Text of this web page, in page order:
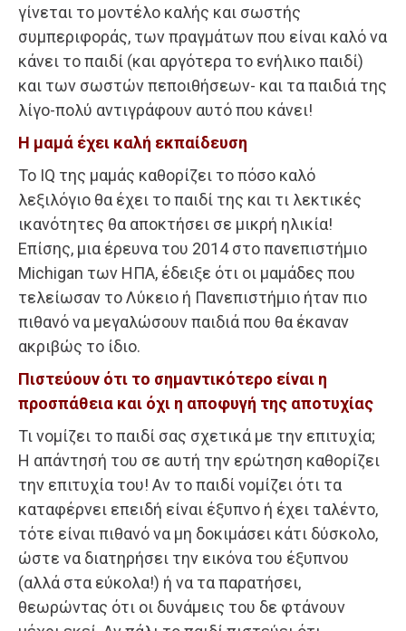
γίνεται το μοντέλο καλής και σωστής
συμπεριφοράς, των πραγμάτων που είναι καλό να
κάνει το παιδί (και αργότερα το ενήλικο παιδί)
και των σωστών πεποιθήσεων- και τα παιδιά της
λίγο-πολύ αντιγράφουν αυτό που κάνει!
Η μαμά έχει καλή εκπαίδευση
Το IQ της μαμάς καθορίζει το πόσο καλό
λεξιλόγιο θα έχει το παιδί της και τι λεκτικές
ικανότητες θα αποκτήσει σε μικρή ηλικία!
Επίσης, μια έρευνα του 2014 στο πανεπιστήμιο
Michigan των ΗΠΑ, έδειξε ότι οι μαμάδες που
τελείωσαν το Λύκειο ή Πανεπιστήμιο ήταν πιο
πιθανό να μεγαλώσουν παιδιά που θα έκαναν
ακριβώς το ίδιο.
Πιστεύουν ότι το σημαντικότερο είναι η
προσπάθεια και όχι η αποφυγή της αποτυχίας
Τι νομίζει το παιδί σας σχετικά με την επιτυχία;
Η απάντησή του σε αυτή την ερώτηση καθορίζει
την επιτυχία του! Αν το παιδί νομίζει ότι τα
καταφέρνει επειδή είναι έξυπνο ή έχει ταλέντο,
τότε είναι πιθανό να μη δοκιμάσει κάτι δύσκολο,
ώστε να διατηρήσει την εικόνα του έξυπνου
(αλλά στα εύκολα!) ή να τα παρατήσει,
θεωρώντας ότι οι δυνάμεις του δε φτάνουν